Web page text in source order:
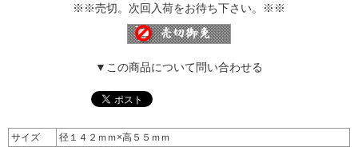
※※売切。次回入荷をお待ち下さい。※※
▼この商品について問い合わせる
サイズ
径１４２ｍｍ×高５５ｍｍ